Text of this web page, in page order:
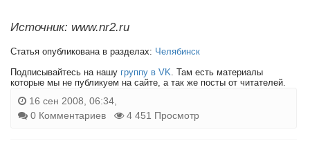
Источник: www.nr2.ru
Статья опубликована в разделах: Челябинск
Подписывайтесь на нашу группу в VK. Там есть материалы
которые мы не публикуем на сайте, а так же посты от читателей.
16 сен 2008, 06:34,
0 Комментариев
4 451 Просмотр